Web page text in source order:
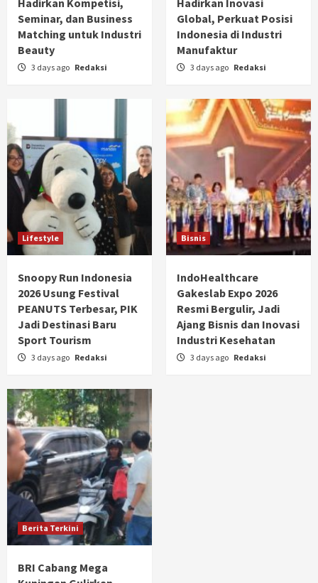
Hadirkan Kompetisi,
Seminar, dan Business
Matching untuk Industri
Beauty
3 days ago Redaksi
Hadirkan Inovasi
Global, Perkuat Posisi
Indonesia di Industri
Manufaktur
3 days ago Redaksi
Lifestyle
Snoopy Run Indonesia
2026 Usung Festival
PEANUTS Terbesar, PIK
Jadi Destinasi Baru
Sport Tourism
3 days ago Redaksi
Bisnis
IndoHealthcare
Gakeslab Expo 2026
Resmi Bergulir, Jadi
Ajang Bisnis dan Inovasi
Industri Kesehatan
3 days ago Redaksi
Berita Terkini
BRI Cabang Mega